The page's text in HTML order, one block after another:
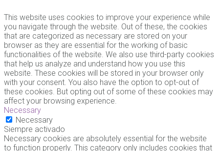
This website uses cookies to improve your experience while
you navigate through the website. Out of these, the cookies
that are categorized as necessary are stored on your
browser as they are essential for the working of basic
functionalities of the website. We also use third-party cookies
that help us analyze and understand how you use this
website. These cookies will be stored in your browser only
with your consent. You also have the option to opt-out of
these cookies. But opting out of some of these cookies may
affect your browsing experience.
Necessary
Necessary
Siempre activado
Necessary cookies are absolutely essential for the website
to function properly. This category only includes cookies that